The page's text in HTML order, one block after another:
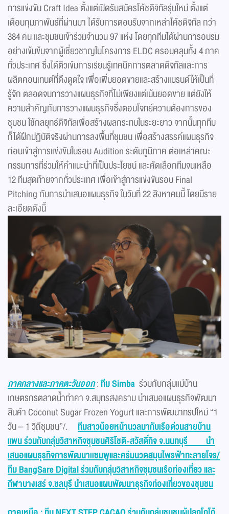
การแข่งขัน Craft Idea ตั้งแต่เปิดรับสมัครโค้ชดิจิทัลรุ่นใหม่ ตั้งแต่
เดือนกุมภาพันธ์ที่ผ่านมา ได้รับการตอบรับจากเหล่าโค้ชดิจิทัล กว่า
384 คน และชุมชนเข้าร่วมจำนวน 97 แห่ง โดยทุกทีมได้ผ่านการอบรม
อย่างเข้มข้นจากผู้เชี่ยวชาญในโครงการ ELDC ครอบคลุมทั้ง 4 ภาค
ทั่วประเทศ ซึ่งได้ติวเข้มการเรียนรู้เทคนิคการตลาดดิจิทัลและการ
ผลิตคอนเทนต์ที่ดึงดูดใจ เพื่อเพิ่มยอดขายและสร้างแบรนด์ให้เป็นที่
รู้จัก ตลอดจนการวางแผนธุรกิจที่ไม่เพียงแต่เน้นยอดขาย แต่ยังให้
ความสำคัญกับการวางแผนธุรกิจซึ่งตอบโจทย์ความต้องการของ
ชุมชน ใช้กลยุทธ์ดิจิทัลเพื่อสร้างผลกระทบในระยะยาว จากนั้นทุกทีม
ก็ได้ฝึกปฏิบัติจริงผ่านการลงพื้นที่ชุมชน เพื่อสร้างสรรค์แผนธุรกิจ
ก่อนเข้าสู่การแข่งขันในรอบ Audition ระดับภูมิภาค ต่อเหล่าคณะ
กรรมการที่ร่วมให้คำแนะนำที่เป็นประโยชน์ และคัดเลือกทีมจนเหลือ
12 ทีมสุดท้ายจากทั่วประเทศ เพื่อเข้าสู่การแข่งขันรอบ Final
Pitching กับการนำเสนอแผนธุรกิจ ในวันที่ 22 สิงหาคมนี้ โดยมีราย
ละเอียดดังนี้
ภาคกลางและภาคตะวันออก:ทีม Simba ร่วมกับกลุ่มแม่บ้าน
เกษตรกรตลาดน้ำท่าคา จ.สมุทรสงคราม นำเสนอแผนธุรกิจพัฒนา
สินค้า Coconut Sugar Frozen Yogurt และการพัฒนาทริปใหม่ “1
วัน – 1 วิถีชุมชน”/. ทีมสาวน้อยหน้านวลมากับเรือด่วนสายบ้าน
แพน ร่วมกับกลุ่มวิสาหกิจชุมชนศิริโชติ-สวัสดิ์กิจ จ.นนทบุรี นำ
เสนอแผนธุรกิจการพัฒนาเเชมพูและครีมนวดสมุนไพรฟ้าทะลายโจร/
ทีม BangSare Digital ร่วมกับกลุ่มวิสาหกิจชุมชนเรือท่องเที่ยว และ
กีฬาบางเสร่ จ.ชลบุรี นำเสนอแผนพัฒนาธุรกิจท่องเที่ยวของชุมชน